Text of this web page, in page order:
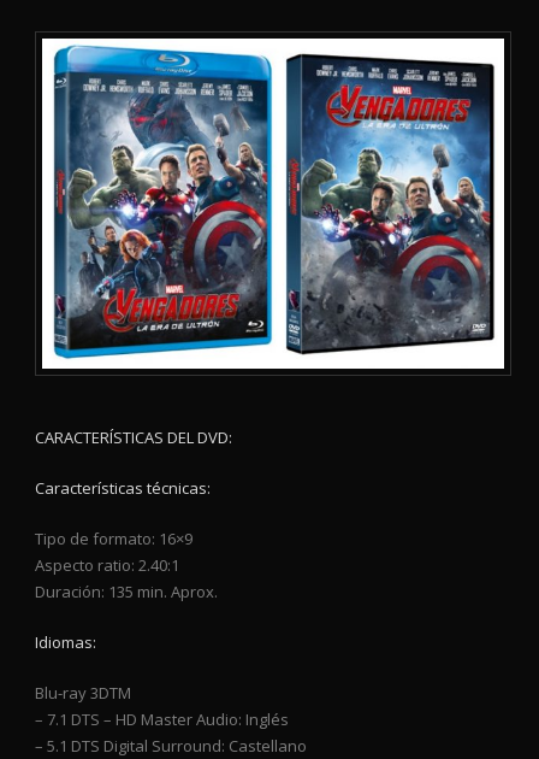
CARACTERÍSTICAS DEL DVD:
Características técnicas:
Tipo de formato: 16×9
Aspecto ratio: 2.40:1
Duración: 135 min. Aprox.
Idiomas:
Blu-ray 3DTM
– 7.1 DTS – HD Master Audio: Inglés
– 5.1 DTS Digital Surround: Castellano